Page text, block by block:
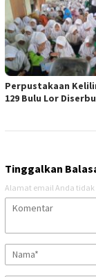
Perpustakaan
129 Bulu Lor
Tinggalkan
Alamat email Anda